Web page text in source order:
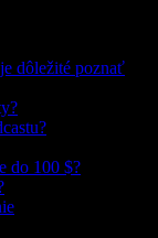
dôležité poznať
do 100 $?